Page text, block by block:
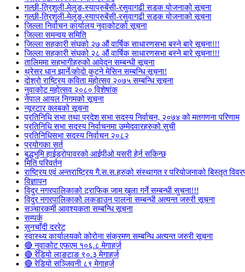
गल्छी-त्रिशुली-मेलुङ-स्याप्रुबेंसी-रसुवागढी सडक योजनाको सूचना
गल्छी-त्रिशुली-मेलुङ-स्याप्रुबेंसी-रसुवागढी सडक योजनाको सूचना
जिल्ला निर्वाचन कार्यालय नुवाकोटको सूचना
जिल्ला समन्वय समिति
जिल्ला सहकारी संघको २७ औं वार्षिक साधारणसभा बस्ने बारे सूचना!!!
जिल्ला सहकारी संघको २८ औं वार्षिक साधारणसभा बस्ने बारे सूचना!!!
तालिममा सहभागीहरुको आवेदन सम्बन्धी सूचना
थ्रेसर धान झार्ने/काेदाे कुट्ने मेसिन सम्बन्धि सूचना!
दोश्रो राष्ट्रिय कविता महोत्सव २०७५ सम्बन्धि सूचना
नुवाकोट महोत्सव २०८० विशेषांक
नेपाल आयल निगमको सूचना
न्यूस्टार क्लबको सूचना
प्रतिनिधि सभा तथा प्रदेश सभा सदस्य निर्वाचन, २०७४ को मतगणना परिणाम
प्रतिनिधि सभा सदस्य निर्वाचनमा उम्मेदवारहरुको सुची
प्रतिनिधिसभा सदस्य निर्वाचन २०८२
प्रयोगका सर्त
बुद्धभुमि हाईड्रोपावरको आईपीओ यसरी हेर्न सकिन्छ
मिति परिवर्तन
राष्ट्रिय एवं अन्तराष्ट्रिय गै.स.स.हरुको संस्थागत र परियोजनाको बिस्तृत
विज्ञापन
विदुर नगरपालिकाको ट्राफिक जाम खुला गर्ने सम्बन्धी सुचना!!!
विदुर नगरपालिकाको लकडाउन पालना सम्बन्धी अत्यन्त जरुरी सूचना
सञ्चारकर्मी आवश्यकता सम्बन्धि सूचना
सम्पर्क
सुनचाँदी दररेट
स्वास्थ्य कार्यालयको कोरोना संक्रमण सम्बन्धि अत्यन्त जरुरी सूचना
🔴 नुवाकोट एफएम १०६.८ मेगाहर्ज
🔴 रेडियो लाङटाङ ९०.३ मेगाहर्ज
🔴 रेडियो सञ्जिवनी ८९ मेगाहर्ज